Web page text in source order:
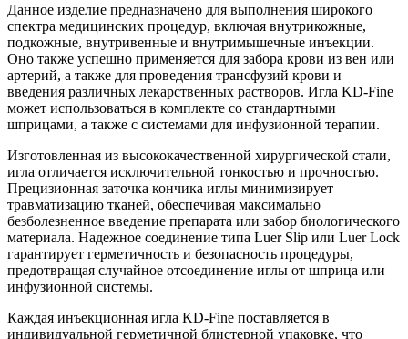
Данное изделие предназначено для выполнения широкого
спектра медицинских процедур, включая внутрикожные,
подкожные, внутривенные и внутримышечные инъекции.
Оно также успешно применяется для забора крови из вен или
артерий, а также для проведения трансфузий крови и
введения различных лекарственных растворов. Игла KD-Fine
может использоваться в комплекте со стандартными
шприцами, а также с системами для инфузионной терапии.
Изготовленная из высококачественной хирургической стали,
игла отличается исключительной тонкостью и прочностью.
Прецизионная заточка кончика иглы минимизирует
травматизацию тканей, обеспечивая максимально
безболезненное введение препарата или забор биологического
материала. Надежное соединение типа Luer Slip или Luer Lock
гарантирует герметичность и безопасность процедуры,
предотвращая случайное отсоединение иглы от шприца или
инфузионной системы.
Каждая инъекционная игла KD-Fine поставляется в
индивидуальной герметичной блистерной упаковке, что